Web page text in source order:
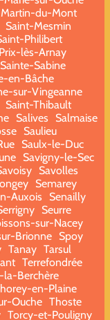
du-Mont
Saint-Mesmin
Philibert
lès-Arnay
Sainte-Sabine
en-Bâche
sur-Vingeanne
Saint-Thibault
Salives
Salmaise
Saulieu
Saulx-le-Duc
Savigny-le-Sec
Savolles
Semarey
Auxois
Senailly
Seurre
sur-Nacey
Brionne Spoy
Tanay Tarsul
Terrefondrée
la-Berchère
en-Plaine
Ouche Thoste
Torcy-et-Pouligny